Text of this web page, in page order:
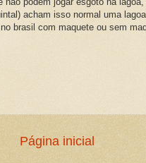
acham isso normal uma
brasil com maquete ou sem
Página inicial